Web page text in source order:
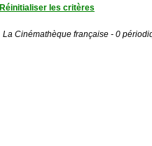
Réinitialiser les critères
La Cinémathèque française - 0